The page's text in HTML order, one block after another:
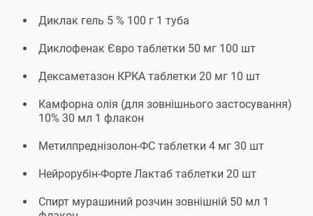
Диклак гель 5 % 100 г 1 туба
Диклофенак Євро таблетки 50 мг 100 шт
Дексаметазон КРКА таблетки 20 мг 10 шт
Камфорна олія (для зовнішнього застосування)
10% 30 мл 1 флакон
Метилпреднізолон-ФС таблетки 4 мг 30 шт
Нейрорубін-Форте Лактаб таблетки 20 шт
Спирт мурашиний розчин зовнішній 50 мл 1